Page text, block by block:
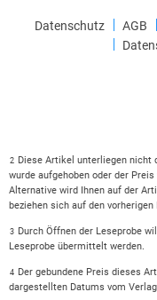
Datenschutz AGB
2
Diese Artikel unterliegen nicht
wurde aufgehoben oder der
Alternative wird Ihnen auf der
beziehen sich auf den vorherigen
3
Durch Öffnen der Leseprobe
Leseprobe übermittelt werden.
4
Der gebundene Preis dieses
dargestellten Datums vom